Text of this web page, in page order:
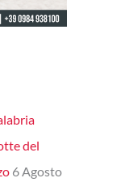
del
6 Agosto